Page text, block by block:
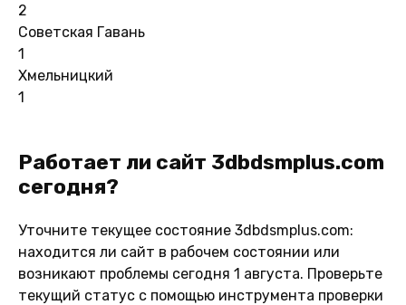
2
Советская Гавань
1
Хмельницкий
1
Работает ли сайт 3dbdsmplus.com
сегодня?
Уточните текущее состояние 3dbdsmplus.com:
находится ли сайт в рабочем состоянии или
возникают проблемы сегодня 1 августа. Проверьте
текущий статус с помощью инструмента проверки